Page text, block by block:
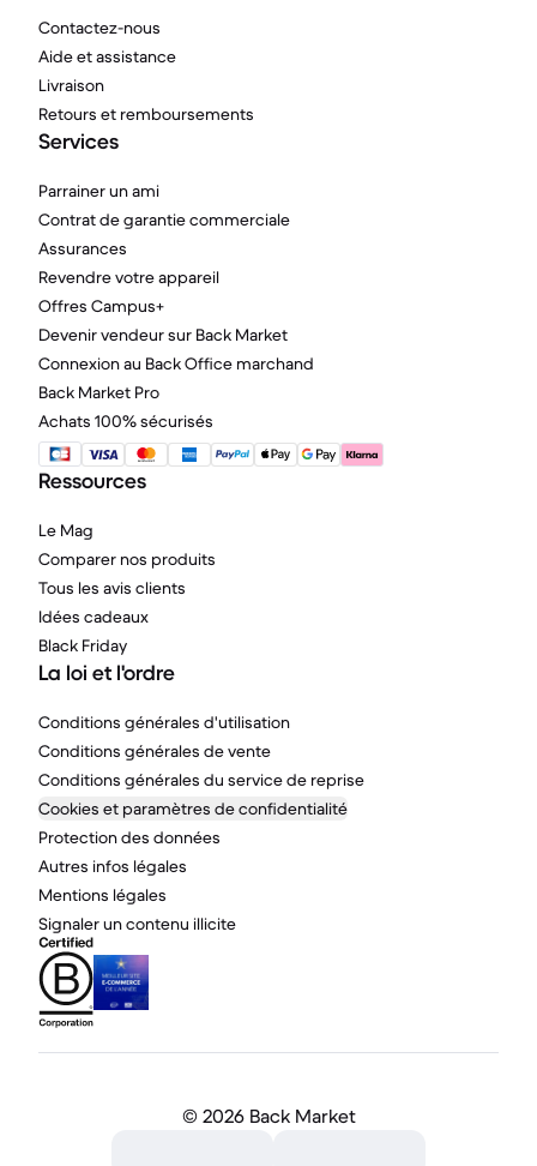
Contactez-nous
Aide et assistance
Livraison
Retours et remboursements
Services
Parrainer un ami
Contrat de garantie commerciale
Assurances
Revendre votre appareil
Offres Campus+
Devenir vendeur sur Back Market
Connexion au Back Office marchand
Back Market Pro
Achats 100% sécurisés
Ressources
Le Mag
Comparer nos produits
Tous les avis clients
Idées cadeaux
Black Friday
La loi et l'ordre
Conditions générales d'utilisation
Conditions générales de vente
Conditions générales du service de reprise
Cookies et paramètres de confidentialité
Protection des données
Autres infos légales
Mentions légales
Signaler un contenu illicite
© 2026 Back Market